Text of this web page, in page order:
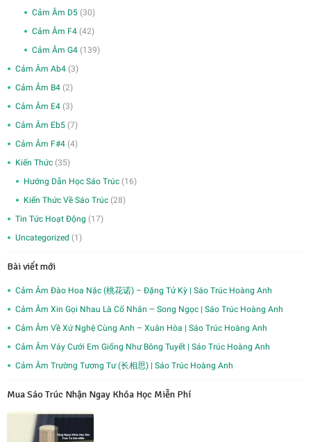
Cảm Âm D5 (30)
Cảm Âm F4 (42)
Cảm Âm G4 (139)
Cảm Âm Ab4 (3)
Cảm Âm B4 (2)
Cảm Âm E4 (3)
Cảm Âm Eb5 (7)
Cảm Âm F#4 (4)
Kiến Thức (35)
Hướng Dẫn Học Sáo Trúc (16)
Kiến Thức Về Sáo Trúc (28)
Tin Tức Hoạt Động (17)
Uncategorized (1)
Bài viết mới
Cảm Âm Đào Hoa Nặc (桃花诺) – Đặng Tử Kỳ | Sáo Trúc Hoàng Anh
Cảm Âm Xin Gọi Nhau Là Cố Nhân – Song Ngọc | Sáo Trúc Hoàng Anh
Cảm Âm Về Xứ Nghệ Cùng Anh – Xuân Hòa | Sáo Trúc Hoàng Anh
Cảm Âm Váy Cưới Em Giống Như Bông Tuyết | Sáo Trúc Hoàng Anh
Cảm Âm Trường Tương Tư (长相思) | Sáo Trúc Hoàng Anh
Mua Sáo Trúc Nhận Ngay Khóa Học Miễn Phí